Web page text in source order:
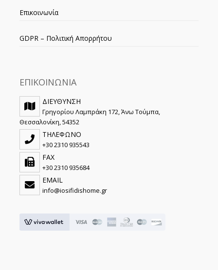
Επικοινωνία
GDPR – Πολιτική Απορρήτου
ΕΠΙΚΟΙΝΩΝΙΑ
ΔΙΕΥΘΥΝΣΗ
Γρηγορίου Λαμπράκη 172, Άνω Τούμπα,
Θεσσαλονίκη, 54352
ΤΗΛΕΦΩΝΟ
+30 2310 935543
FAX
+30 2310 935684
EMAIL
info@iosifidishome.gr